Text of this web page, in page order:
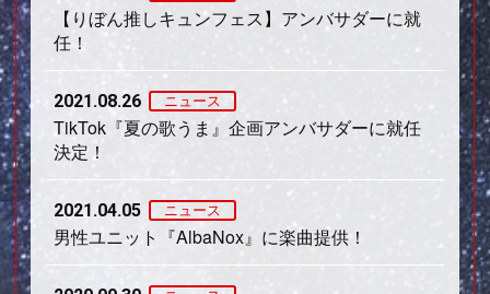
【りぼん推しキュンフェス】アンバサダーに就
任！
2021.08.26 ニュース
TikTok『夏の歌うま』企画アンバサダーに就任
決定！
2021.04.05 ニュース
男性ユニット『AlbaNox』に楽曲提供！